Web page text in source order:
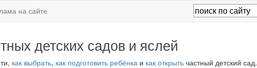
на сайте
детских садов и яслей
как выбрать, как подготовить ребёнкаи как открытьчастный детский сад.